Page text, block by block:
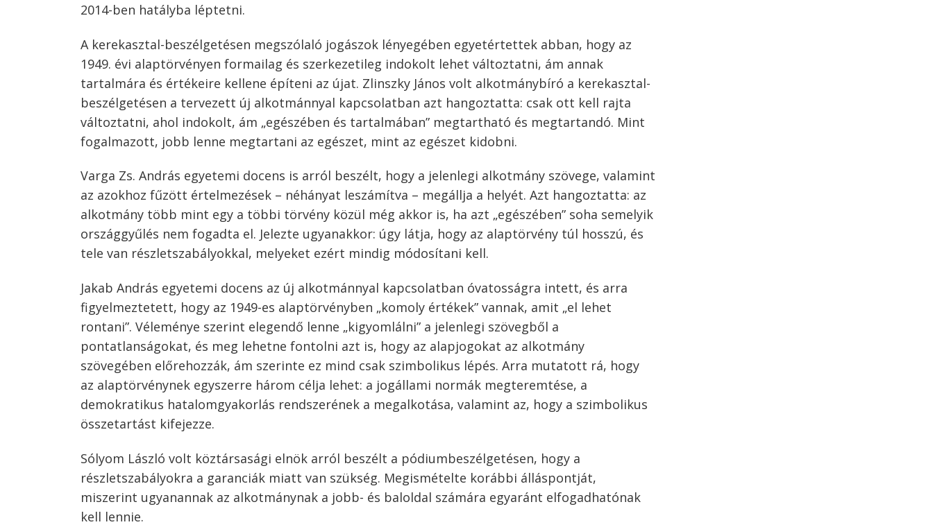
2014-ben hatályba léptetni.
A kerekasztal-beszélgetésen megszólaló jogászok lényegében egyetértettek abban, hogy az
1949. évi alaptörvényen formailag és szerkezetileg indokolt lehet változtatni, ám annak
tartalmára és értékeire kellene építeni az újat. Zlinszky János volt alkotmánybíró a kerekasztal-
beszélgetésen a tervezett új alkotmánnyal kapcsolatban azt hangoztatta: csak ott kell rajta
változtatni, ahol indokolt, ám „egészében és tartalmában” megtartható és megtartandó. Mint
fogalmazott, jobb lenne megtartani az egészet, mint az egészet kidobni.
Varga Zs. András egyetemi docens is arról beszélt, hogy a jelenlegi alkotmány szövege, valamint
az azokhoz fűzött értelmezések – néhányat leszámítva – megállja a helyét. Azt hangoztatta: az
alkotmány több mint egy a többi törvény közül még akkor is, ha azt „egészében” soha semelyik
országgyűlés nem fogadta el. Jelezte ugyanakkor: úgy látja, hogy az alaptörvény túl hosszú, és
tele van részletszabályokkal, melyeket ezért mindig módosítani kell.
Jakab András egyetemi docens az új alkotmánnyal kapcsolatban óvatosságra intett, és arra
figyelmeztetett, hogy az 1949-es alaptörvényben „komoly értékek” vannak, amit „el lehet
rontani”. Véleménye szerint elegendő lenne „kigyomlálni” a jelenlegi szövegből a
pontatlanságokat, és meg lehetne fontolni azt is, hogy az alapjogokat az alkotmány
szövegében előrehozzák, ám szerinte ez mind csak szimbolikus lépés. Arra mutatott rá, hogy
az alaptörvénynek egyszerre három célja lehet: a jogállami normák megteremtése, a
demokratikus hatalomgyakorlás rendszerének a megalkotása, valamint az, hogy a szimbolikus
összetartást kifejezze.
Sólyom László volt köztársasági elnök arról beszélt a pódiumbeszélgetésen, hogy a
részletszabályokra a garanciák miatt van szükség. Megismételte korábbi álláspontját,
miszerint ugyanannak az alkotmánynak a jobb- és baloldal számára egyaránt elfogadhatónak
kell lennie.